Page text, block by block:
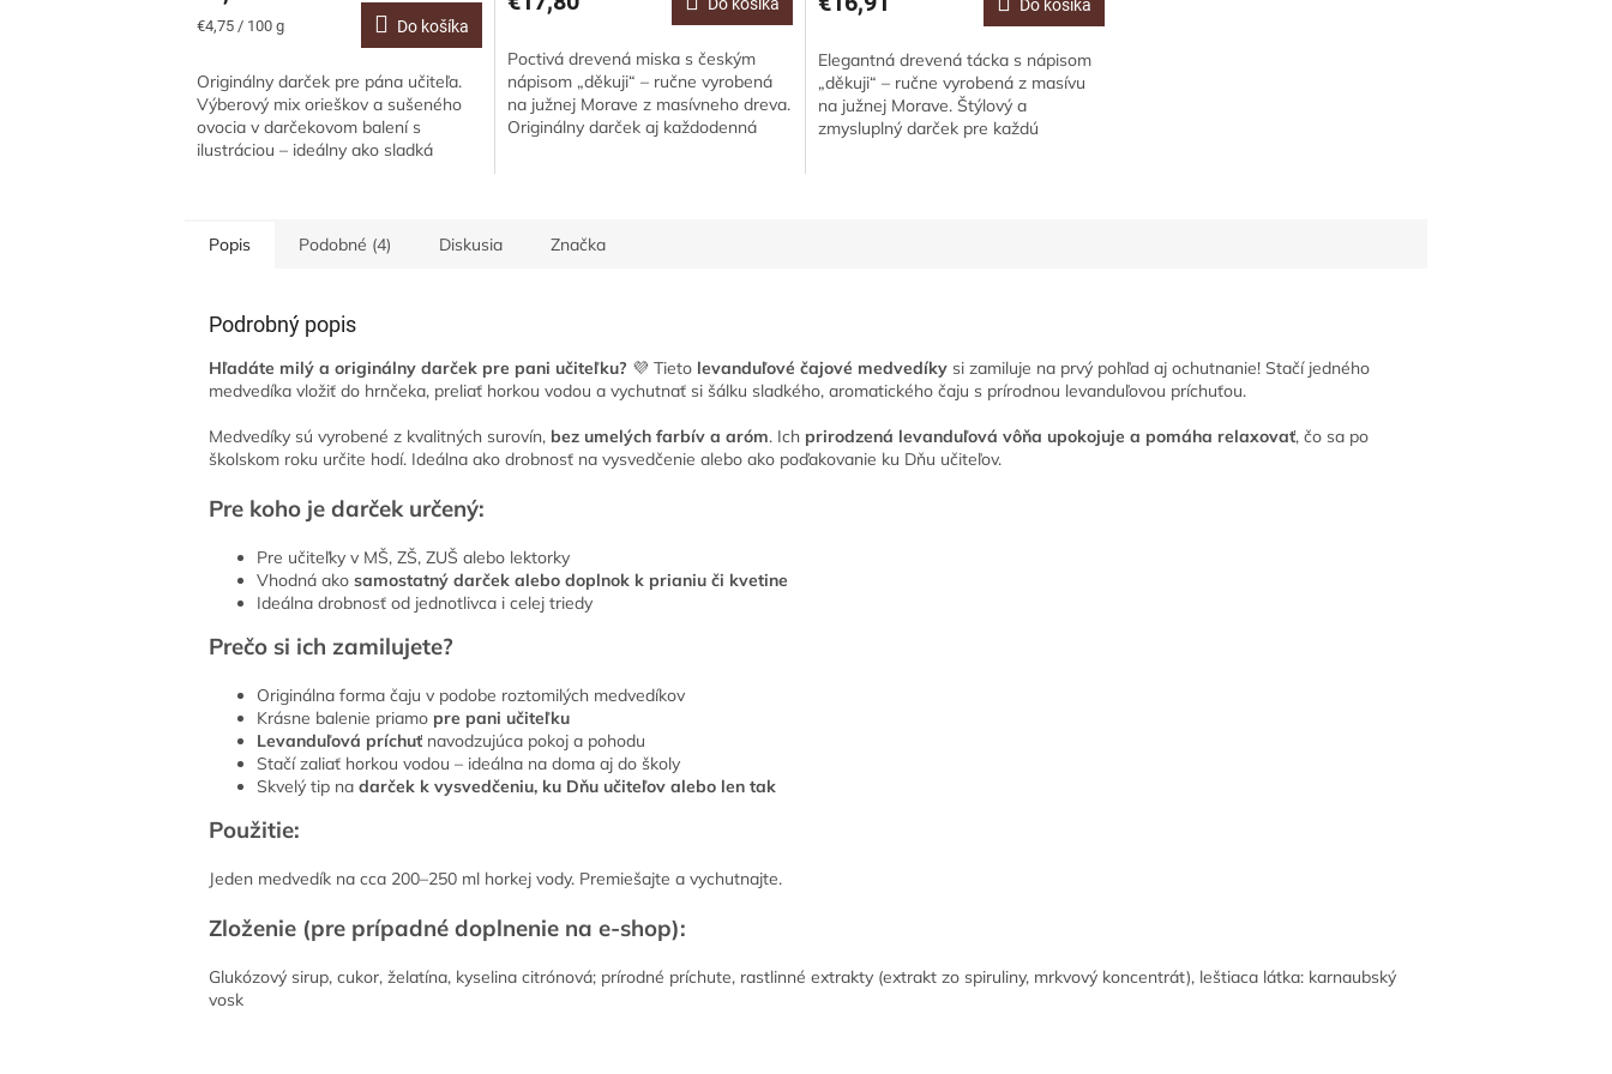
Jednotková
€4,75 / 100 g Do košíka
Originálny darček pre pána učiteľa.
Výberový mix orieškov a sušeného
ovocia v darčekovom balení s
ilustráciou – ideálny ako sladká
Do košíka
Poctivá drevená miska s českým
nápisom „děkuji“ – ručne vyrobená
na južnej Morave z masívneho dreva.
Originálny darček aj každodenná
Do košíka
Elegantná drevená tácka s nápisom
„děkuji“ – ručne vyrobená z masívu
na južnej Morave. Štýlový a
zmysluplný darček pre každú
Popis Podobné (4) Diskusia Značka
Podrobný popis
Hľadáte milý a originálny darček pre pani učiteľku? 💜 Tieto levanduľové čajové medvedíky si zamiluje na prvý pohľad aj ochutnanie! Stačí jedného
medvedíka vložiť do hrnčeka, preliať horkou vodou a vychutnať si šálku sladkého, aromatického čaju s prírodnou levanduľovou príchuťou.
Medvedíky sú vyrobené z kvalitných surovín, bez umelých farbív a aróm. Ich prirodzená levanduľová vôňa upokojuje a pomáha relaxovať, čo sa po
školskom roku určite hodí. Ideálna ako drobnosť na vysvedčenie alebo ako poďakovanie ku Dňu učiteľov.
Pre koho je darček určený:
Pre učiteľky v MŠ, ZŠ, ZUŠ alebo lektorky
Vhodná akosamostatný darček alebo doplnok k prianiu či kvetine
Ideálna drobnosť od jednotlivca i celej triedy
Prečo si ich zamilujete?
Originálna forma čaju v podobe roztomilých medvedíkov
Krásne balenie priamo pre pani učiteľku
Levanduľová príchuť navodzujúca pokoj a pohodu
Stačí zaliať horkou vodou – ideálna na doma aj do školy
Skvelý tip nadarček k vysvedčeniu, ku Dňu učiteľov alebo len tak
Použitie:
Jeden medvedík na cca 200–250 ml horkej vody. Premiešajte a vychutnajte.
Zloženie (pre prípadné doplnenie na e-shop):
Glukózový sirup, cukor, želatína, kyselina citrónová; prírodné príchute, rastlinné extrakty (extrakt zo spiruliny, mrkvový koncentrát), leštiaca látka: karnaubský
vosk